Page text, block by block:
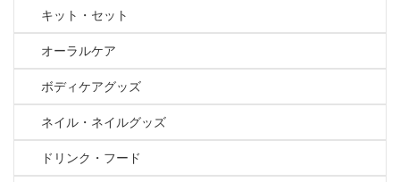
キット・セット
オーラルケア
ボディケアグッズ
ネイル・ネイルグッズ
ドリンク・フード